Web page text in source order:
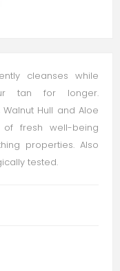
cleanses while
tan for longer.
Hull and Aloe
fresh well-being
properties. Also
tested.